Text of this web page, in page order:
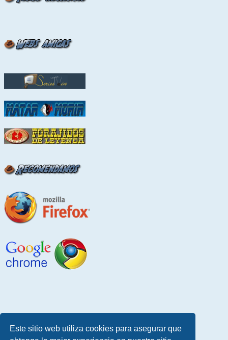
Este sitio web utiliza cookies para asegurar que